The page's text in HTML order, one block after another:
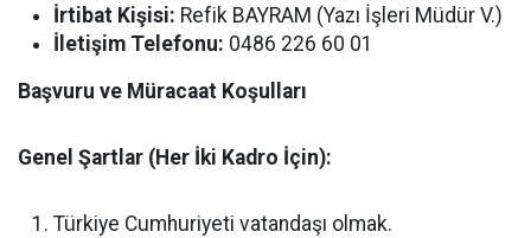
İrtibat Kişisi: Refik BAYRAM (Yazı İşleri Müdür V.)
İletişim Telefonu: 0486 226 60 01
Başvuru ve Müracaat Koşulları
Genel Şartlar (Her İki Kadro İçin):
Türkiye Cumhuriyeti vatandaşı olmak.